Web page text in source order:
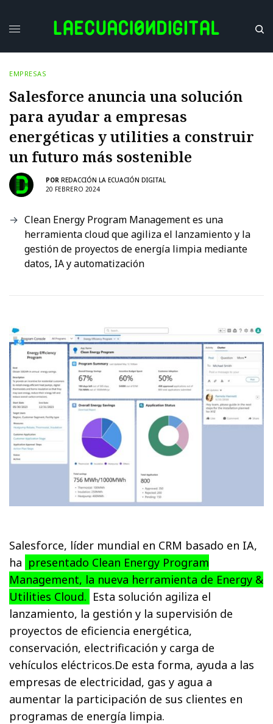
EMPRESAS
Salesforce anuncia una solución
para ayudar a empresas
energéticas y utilities a construir
un futuro más sostenible
POR REDACCIÓN LA ECUACIÓN DIGITAL
20 FEBRERO 2024
Clean Energy Program Management es una
herramienta cloud que agiliza el lanzamiento y la
gestión de proyectos de energía limpia mediante
datos, IA y automatización
Salesforce, líder mundial en CRM basado en IA,
ha presentado Clean Energy Program
Management, la nueva herramienta de Energy &
Utilities Cloud. Esta solución agiliza el
lanzamiento, la gestión y la supervisión de
proyectos de eficiencia energética,
conservación, electrificación y carga de
vehículos eléctricos.De esta forma, ayuda a las
empresas de electricidad, gas y agua a
aumentar la participación de sus clientes en
programas de energía limpia.